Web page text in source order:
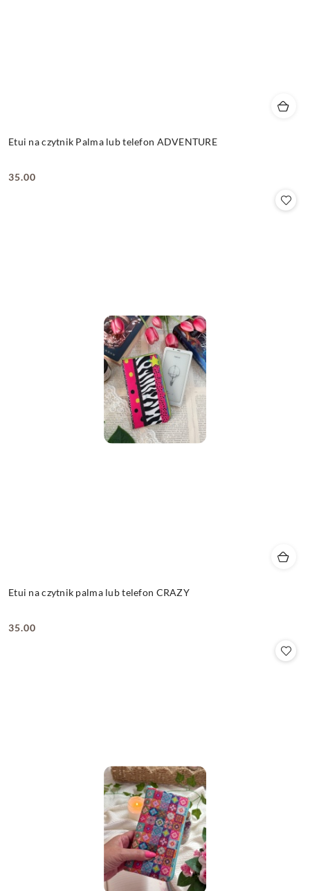
Etui na czytnik Palma lub telefon ADVENTURE
Cena:
35.00
Etui na czytnik palma lub telefon CRAZY
Cena:
35.00